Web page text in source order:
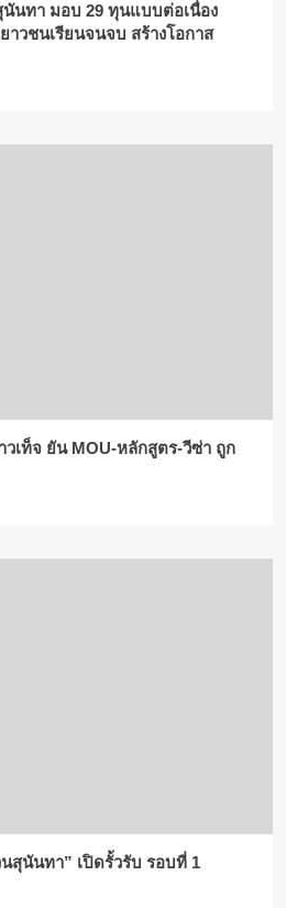
นทา มอบ 29 ทุนแบบต่อเนื่อง
วชนเรียนจนจบ สร้างโอกาส
เท็จ ยัน MOU-หลักสูตร-วีซ่า ถูก
สุนันทา” เปิดรั้วรับ รอบที่ 1